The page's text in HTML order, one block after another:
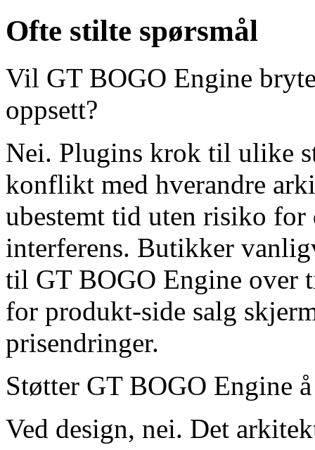
Ofte stilte spørsmål
Vil GT BOGO Engine
oppsett?
Nei. Plugins krok til ulike
konflikt med hverandre
ubestemt tid uten risiko
interferens. Butikker
til GT BOGO Engine over
for produkt-side salg
prisendringer.
Støtter GT BOGO Engine
Ved design, nei. Det